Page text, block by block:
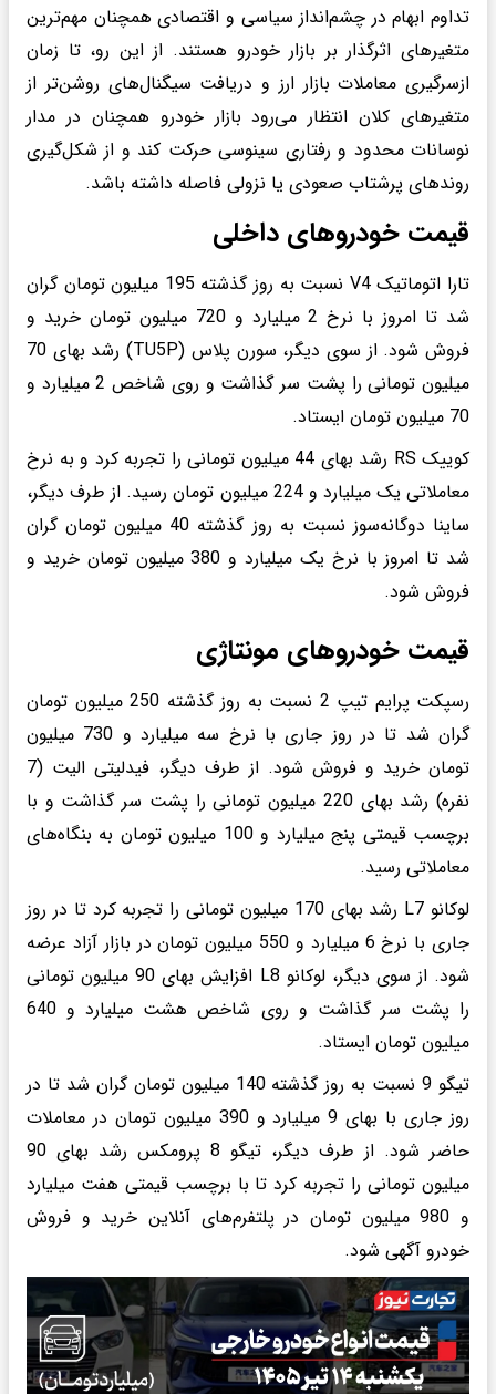
تداوم ابهام در چشم‌انداز سیاسی و اقتصادی همچنان مهم‌ترین
متغیرهای اثرگذار بر بازار خودرو هستند. از این رو، تا زمان
ازسرگیری معاملات بازار ارز و دریافت سیگنال‌های روشن‌تر از
متغیرهای کلان انتظار می‌رود بازار خودرو همچنان در مدار
نوسانات محدود و رفتاری سینوسی حرکت کند و از شکل‌گیری
روندهای پرشتاب صعودی یا نزولی فاصله داشته باشد.
قیمت خودروهای داخلی
تارا اتوماتیک V4 نسبت به روز گذشته 195 میلیون تومان گران
شد تا امروز با نرخ 2 میلیارد و 720 میلیون تومان خرید و
فروش شود. از سوی دیگر، سورن پلاس (TU5P) رشد بهای 70
میلیون تومانی را پشت سر گذاشت و روی شاخص 2 میلیارد و
70 میلیون تومان ایستاد.
کوییک RS رشد بهای 44 میلیون تومانی را تجربه کرد و به نرخ
معاملاتی یک میلیارد و 224 میلیون تومان رسید. از طرف دیگر،
ساینا دوگانه‌سوز نسبت به روز گذشته 40 میلیون تومان گران
شد تا امروز با نرخ یک میلیارد و 380 میلیون تومان خرید و
فروش شود.
قیمت خودروهای مونتاژی
رسپکت پرایم تیپ 2 نسبت به روز گذشته 250 میلیون تومان
گران شد تا در روز جاری با نرخ سه میلیارد و 730 میلیون
تومان خرید و فروش شود. از طرف دیگر، فیدلیتی الیت (7
نفره) رشد بهای 220 میلیون تومانی را پشت سر گذاشت و با
برچسب قیمتی پنج میلیارد و 100 میلیون تومان به بنگاه‌های
معاملاتی رسید.
لوکانو L7 رشد بهای 170 میلیون تومانی را تجربه کرد تا در روز
جاری با نرخ 6 میلیارد و 550 میلیون تومان در بازار آزاد عرضه
شود. از سوی دیگر، لوکانو L8 افزایش بهای 90 میلیون تومانی
را پشت سر گذاشت و روی شاخص هشت میلیارد و 640
میلیون تومان ایستاد.
تیگو 9 نسبت به روز گذشته 140 میلیون تومان گران شد تا در
روز جاری با بهای 9 میلیارد و 390 میلیون تومان در معاملات
حاضر شود. از طرف دیگر، تیگو 8 پرومکس رشد بهای 90
میلیون تومانی را تجربه کرد تا با برچسب قیمتی هفت میلیارد
و 980 میلیون تومان در پلتفرم‌های آنلاین خرید و فروش
خودرو آگهی شود.